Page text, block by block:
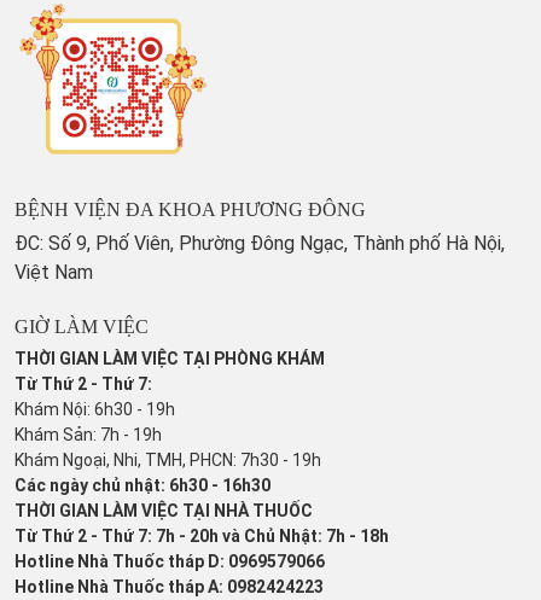
BỆNH VIỆN ĐA KHOA PHƯƠNG ĐÔNG
ĐC: Số 9, Phố Viên, Phường Đông Ngạc, Thành phố Hà Nội,
Việt Nam
GIỜ LÀM VIỆC
THỜI GIAN LÀM VIỆC TẠI PHÒNG KHÁM
Từ Thứ 2 - Thứ 7:
Khám Nội: 6h30 - 19h
Khám Sản: 7h - 19h
Khám Ngoại, Nhi, TMH, PHCN: 7h30 - 19h
Các ngày chủ nhật: 6h30 - 16h30
THỜI GIAN LÀM VIỆC TẠI NHÀ THUỐC
Từ Thứ 2 - Thứ 7: 7h - 20h và Chủ Nhật: 7h - 18h
Hotline Nhà Thuốc tháp D: 0969579066
Hotline Nhà Thuốc tháp A: 0982424223